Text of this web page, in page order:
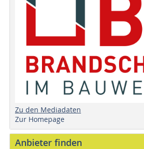
Zu den Mediadaten
Zur Homepage
Anbieter finden